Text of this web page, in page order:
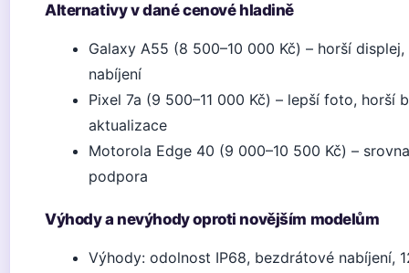
Alternativy v dané cenové hladině
Galaxy A55 (8 500–10 000 Kč) – horší
nabíjení
Pixel 7a (9 500–11 000 Kč) – lepší foto, horší
aktualizace
Motorola Edge 40 (9 000–10 500 Kč) –
podpora
Výhody a nevýhody oproti novějším modelům
Výhody: odolnost IP68, bezdrátové nabíjení,